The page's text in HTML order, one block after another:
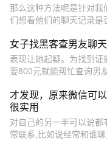
那么这种方法呢是针对
们想看他们的聊天记录
女子找黑客查男友聊
表现让她起疑。为找到证
要800元就能帮忙查询男
才发现，原来微信可
很实用
对自己的另一半可以说
常联系,比如说经常和谁